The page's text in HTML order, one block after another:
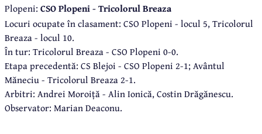
Plopeni: CSO Plopeni - Tricolorul Breaza
Locuri ocupate în clasament: CSO Plopeni - locul 5, Tricolorul
Breaza - locul 10.
În tur: Tricolorul Breaza - CSO Plopeni 0-0.
Etapa precedentă: CS Blejoi - CSO Plopeni 2-1; Avântul
Măneciu - Tricolorul Breaza 2-1.
Arbitri: Andrei Moroiță - Alin Ionică, Costin Drăgănescu.
Observator: Marian Deaconu.